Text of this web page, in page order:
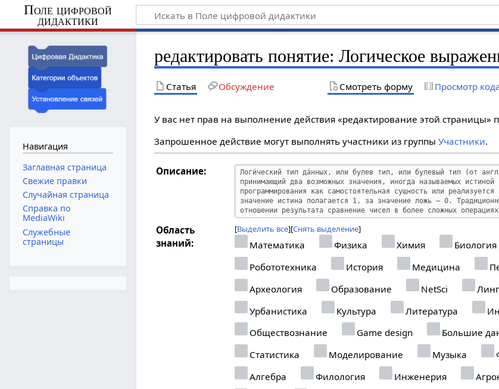
Поле цифровой
дидактики
редактировать понятие: Логическое
Статья Обсуждение Смотреть форму Просмотр
У вас нет прав на выполнение действия «редактирование этой
Запрошенное действие могут выполнять участники из группыУчастники.
Описание:
Область
знаний:
Выделить все Снять выделение
Математика Физика Химия Биология
Робототехника
История Медицина
Археология
Образование NetSci
Урбанистика
Культура Литература
Обществознание
Game design Большие
Статистика
Моделирование Музыка
Алгебра
Филология Инженерия
Навигация
Заглавная страница
Свежие правки
Случайная страница
Справка по
MediaWiki
Служебные
страницы